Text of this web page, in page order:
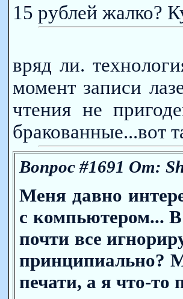
15 рублей жалко?
вряд ли.
момент записи
чтения не
бракованные...вот
Вопрос #1691 От:
Меня давно
с компьютером...
почти все
принципиально?
печати, а я что-то